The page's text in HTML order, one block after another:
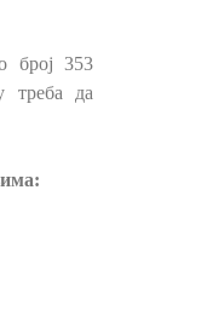
број 353
треба да